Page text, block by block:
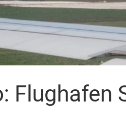
Flughafen